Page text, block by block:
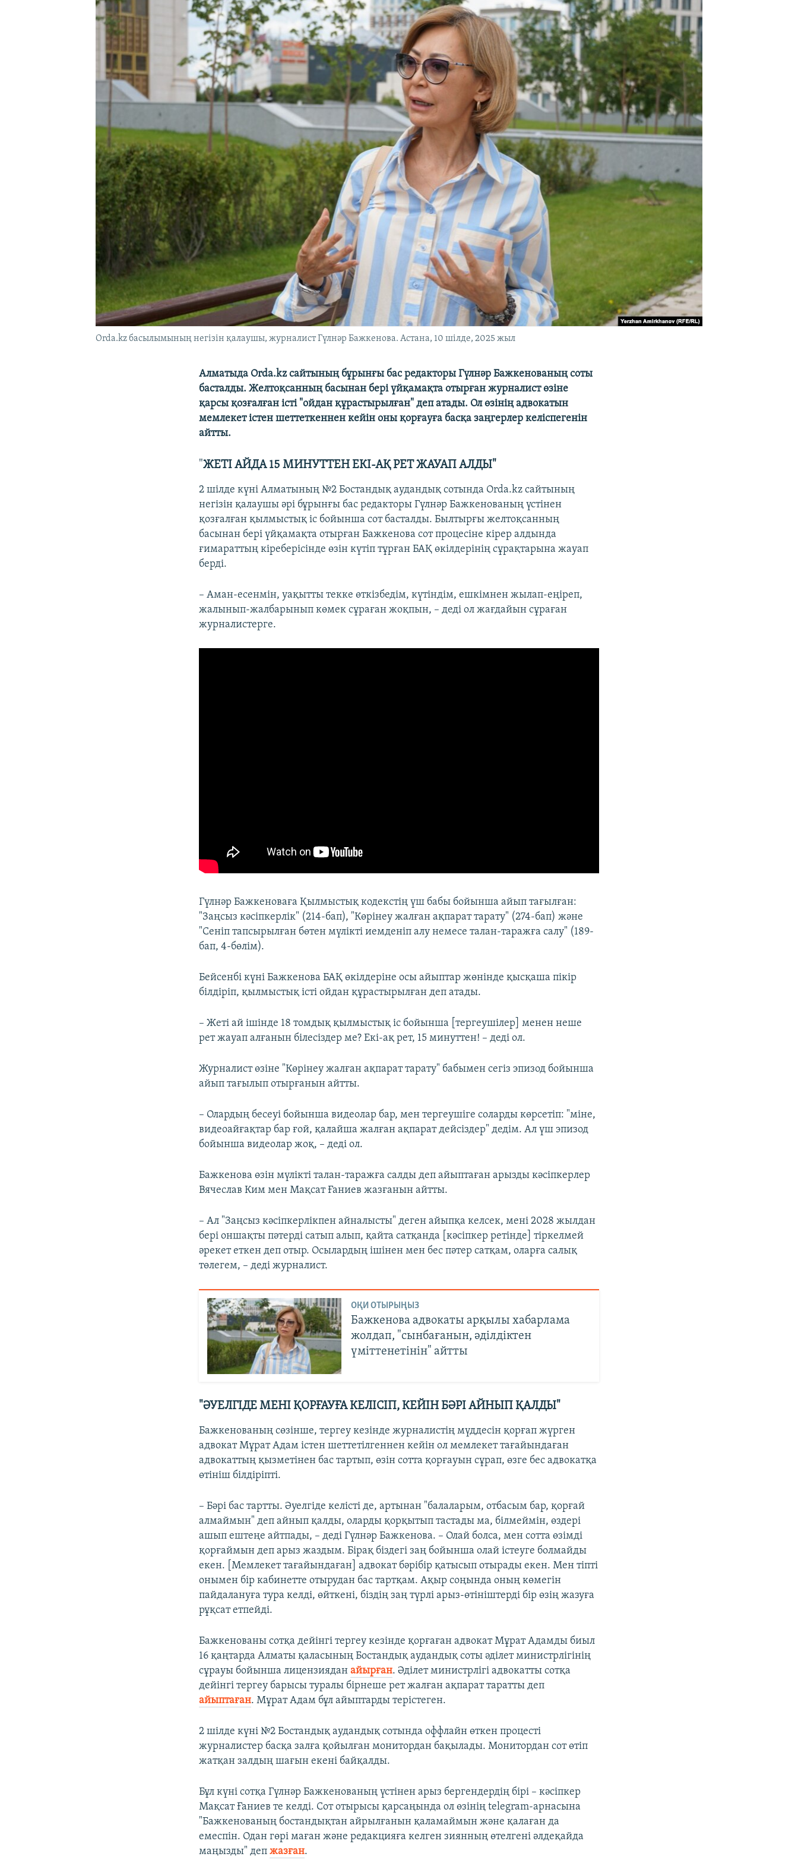
Orda.kz басылымының негізін қалаушы, журналист Гүлнәр Бажкенова. Астана, 10 шілде, 2025 жыл
Алматыда Orda.kz сайтының бұрынғы бас редакторы Гүлнәр Бажкенованың соты
басталды. Желтоқсанның басынан бері үйқамақта отырған журналист өзіне
қарсы қозғалған істі "ойдан құрастырылған" деп атады. Ол өзінің адвокатын
мемлекет істен шеттеткеннен кейін оны қорғауға басқа заңгерлер келіспегенін
айтты.
"ЖЕТІ АЙДА 15 МИНУТТЕН ЕКІ-АҚ РЕТ ЖАУАП АЛДЫ"
2 шілде күні Алматының №2 Бостандық аудандық сотында Orda.kz сайтының
негізін қалаушы әрі бұрынғы бас редакторы Гүлнәр Бажкенованың үстінен
қозғалған қылмыстық іс бойынша сот басталды. Былтырғы желтоқсанның
басынан бері үйқамақта отырған Бажкенова сот процесіне кірер алдында
ғимараттың кіреберісінде өзін күтіп тұрған БАҚ өкілдерінің сұрақтарына жауап
берді.
– Аман-есенмін, уақытты текке өткізбедім, күтіндім, ешкімнен жылап-еңіреп,
жалынып-жалбарынып көмек сұраған жоқпын, – деді ол жағдайын сұраған
журналистерге.
Гүлнәр Бажкеноваға Қылмыстық кодекстің үш бабы бойынша айып тағылған:
"Заңсыз кәсіпкерлік" (214-бап), "Көрінеу жалған ақпарат тарату" (274-бап) және
"Сенiп тапсырылған бөтен мүлiктi иемденiп алу немесе талан-таражға салу" (189-
бап, 4-бөлім).
Бейсенбі күні Бажкенова БАҚ өкілдеріне осы айыптар жөнінде қысқаша пікір
білдіріп, қылмыстық істі ойдан құрастырылған деп атады.
– Жеті ай ішінде 18 томдық қылмыстық іс бойынша [тергеушілер] менен неше
рет жауап алғанын білесіздер ме? Екі-ақ рет, 15 минуттен! – деді ол.
Журналист өзіне "Көрінеу жалған ақпарат тарату" бабымен сегіз эпизод бойынша
айып тағылып отырғанын айтты.
– Олардың бесеуі бойынша видеолар бар, мен тергеушіге соларды көрсетіп: "міне,
видеоайғақтар бар ғой, қалайша жалған ақпарат дейсіздер" дедім. Ал үш эпизод
бойынша видеолар жоқ, – деді ол.
Бажкенова өзін мүлікті талан-таражға салды деп айыптаған арызды кәсіпкерлер
Вячеслав Ким мен Мақсат Ғаниев жазғанын айтты.
– Ал "Заңсыз кәсіпкерлікпен айналысты" деген айыпқа келсек, мені 2028 жылдан
бері оншақты пәтерді сатып алып, қайта сатқанда [кәсіпкер ретінде] тіркелмей
әрекет еткен деп отыр. Осылардың ішінен мен бес пәтер сатқам, оларға салық
төлегем, – деді журналист.
ОҚИ ОТЫРЫҢЫЗ
Бажкенова адвокаты арқылы хабарлама
жолдап, "сынбағанын, әділдіктен
үміттенетінін" айтты
"ӘУЕЛГІДЕ МЕНІ ҚОРҒАУҒА КЕЛІСІП, КЕЙІН БӘРІ АЙНЫП ҚАЛДЫ"
Бажкенованың сөзінше, тергеу кезінде журналистің мүддесін қорғап жүрген
адвокат Мұрат Адам істен шеттетілгеннен кейін ол мемлекет тағайындаған
адвокаттың қызметінен бас тартып, өзін сотта қорғауын сұрап, өзге бес адвокатқа
өтініш білдіріпті.
– Бәрі бас тартты. Әуелгіде келісті де, артынан "балаларым, отбасым бар, қорғай
алмаймын" деп айнып қалды, оларды қорқытып тастады ма, білмеймін, өздері
ашып ештеңе айтпады, – деді Гүлнәр Бажкенова. – Олай болса, мен сотта өзімді
қорғаймын деп арыз жаздым. Бірақ біздегі заң бойынша олай істеуге болмайды
екен. [Мемлекет тағайындаған] адвокат бәрібір қатысып отырады екен. Мен тіпті
онымен бір кабинетте отырудан бас тартқам. Ақыр соңында оның көмегін
пайдалануға тура келді, өйткені, біздің заң түрлі арыз-өтініштерді бір өзің жазуға
рұқсат етпейді.
Бажкенованы сотқа дейінгі тергеу кезінде қорғаған адвокат Мұрат Адамды биыл
16 қаңтарда Алматы қаласының Бостандық аудандық соты әділет министрлігінің
сұрауы бойынша лицензияданайырған. Әділет министрлігі адвокатты сотқа
дейінгі тергеу барысы туралы бірнеше рет жалған ақпарат таратты деп
айыптаған. Мұрат Адам бұл айыптарды терістеген.
2 шілде күні №2 Бостандық аудандық сотында оффлайн өткен процесті
журналистер басқа залға қойылған монитордан бақылады. Монитордан сот өтіп
жатқан залдың шағын екені байқалды.
Бұл күні сотқа Гүлнәр Бажкенованың үстінен арыз бергендердің бірі – кәсіпкер
Мақсат Ғаниев те келді. Сот отырысы қарсаңында ол өзінің telegram-арнасына
"Бажкенованың бостандықтан айрылғанын қаламаймын және қалаған да
емеспін. Одан гөрі маған және редакцияға келген зиянның өтелгені әлдеқайда
маңызды" депжазған.